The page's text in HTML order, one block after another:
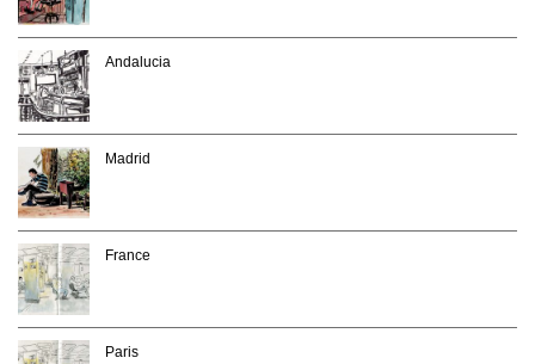
Andalucia
Madrid
France
Paris